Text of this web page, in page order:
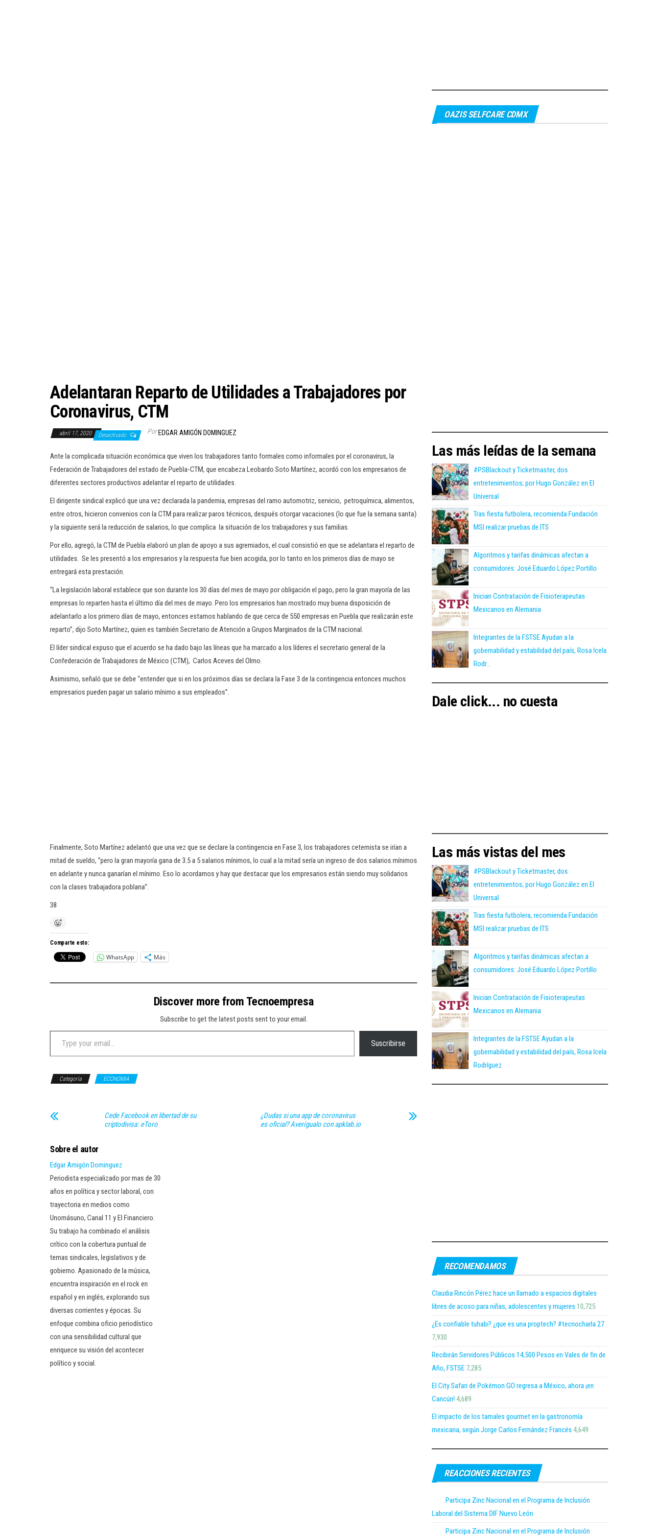
Adelantaran Reparto de Utilidades a Trabajadores por
Coronavirus, CTM
abril 17, 2020 Desactivado Por EDGAR AMIGÓN DOMINGUEZ
Ante la complicada situación económica que viven los trabajadores tanto formales como informales por el coronavirus, la
Federación de Trabajadores del estado de Puebla-CTM, que encabeza Leobardo Soto Martínez, acordó con los empresarios de
diferentes sectores productivos adelantar el reparto de utilidades.
El dirigente sindical explicó que una vez declarada la pandemia, empresas del ramo automotriz, servicio, petroquímica, alimentos,
entre otros, hicieron convenios con la CTM para realizar paros técnicos, después otorgar vacaciones (lo que fue la semana santa)
y la siguiente será la reducción de salarios, lo que complica la situación de los trabajadores y sus familias.
Por ello, agregó, la CTM de Puebla elaboró un plan de apoyo a sus agremiados, el cual consistió en que se adelantara el reparto de
utilidades. Se les presentó a los empresarios y la respuesta fue bien acogida, por lo tanto en los primeros días de mayo se
entregará esta prestación.
“La legislación laboral establece que son durante los 30 días del mes de mayo por obligación el pago, pero la gran mayoría de las
empresas lo reparten hasta el último día del mes de mayo. Pero los empresarios han mostrado muy buena disposición de
adelantarlo a los primero días de mayo, entonces estamos hablando de que cerca de 550 empresas en Puebla que realizarán este
reparto”, dijo Soto Martínez, quien es también Secretario de Atención a Grupos Marginados de la CTM nacional.
El líder sindical expuso que el acuerdo se ha dado bajo las líneas que ha marcado a los líderes el secretario general de la
Confederación de Trabajadores de México (CTM), Carlos Aceves del Olmo.
Asimismo, señaló que se debe “entender que si en los próximos días se declara la Fase 3 de la contingencia entonces muchos
empresarios pueden pagar un salario mínimo a sus empleados”.
Finalmente, Soto Martínez adelantó que una vez que se declare la contingencia en Fase 3, los trabajadores cetemista se irían a
mitad de sueldo, “pero la gran mayoría gana de 3.5 a 5 salarios mínimos, lo cual a la mitad sería un ingreso de dos salarios mínimos
en adelante y nunca ganarían el mínimo. Eso lo acordamos y hay que destacar que los empresarios están siendo muy solidarios
con la clases trabajadora poblana”.
38
Comparte esto:
WhatsApp Más
Discover more from Tecnoempresa
Subscribe to get the latest posts sent to your email.
Type your email…
Suscribirse
Categoría ECONOMIA
Cede Facebook en libertad de su
criptodivisa: eToro
¿Dudas si una app de coronavirus
es oficial? Averígualo con apklab.io
Sobre el autor
Edgar Amigón Dominguez
Periodista especializado por mas de 30
años en política y sector laboral, con
trayectoria en medios como
Unomásuno, Canal 11 y El Financiero.
Su trabajo ha combinado el análisis
crítico con la cobertura puntual de
temas sindicales, legislativos y de
gobierno. Apasionado de la música,
encuentra inspiración en el rock en
español y en inglés, explorando sus
diversas corrientes y épocas. Su
enfoque combina oficio periodístico
con una sensibilidad cultural que
enriquece su visión del acontecer
político y social.
OAZIS SELFCARE CDMX
Las más leídas de la semana
#PSBlackout y Ticketmaster, dos
entretenimientos; por Hugo González en El
Universal
Tras fiesta futbolera, recomienda Fundación
MSI realizar pruebas de ITS
Algoritmos y tarifas dinámicas afectan a
consumidores: José Eduardo López Portillo
Inician Contratación de Fisioterapeutas
Mexicanos en Alemania
Integrantes de la FSTSE Ayudan a la
gobernabilidad y estabilidad del país, Rosa Icela
Rodr...
Dale click... no cuesta
Las más vistas del mes
#PSBlackout y Ticketmaster, dos
entretenimientos; por Hugo González en El
Universal
Tras fiesta futbolera, recomienda Fundación
MSI realizar pruebas de ITS
Algoritmos y tarifas dinámicas afectan a
consumidores: José Eduardo López Portillo
Inician Contratación de Fisioterapeutas
Mexicanos en Alemania
Integrantes de la FSTSE Ayudan a la
gobernabilidad y estabilidad del país, Rosa Icela
Rodríguez
RECOMENDAMOS
Claudia Rincón Pérez hace un llamado a espacios digitales
libres de acoso para niñas, adolescentes y mujeres 10,725
¿Es confiable tuhabi? ¿que es una proptech? #tecnocharla 27
7,930
Recibirán Servidores Públicos 14,500 Pesos en Vales de fin de
Año, FSTSE 7,285
El City Safari de Pokémon GO regresa a México, ahora ¡en
Cancún! 4,689
El impacto de los tamales gourmet en la gastronomía
mexicana, según Jorge Carlos Fernández Francés 4,649
REACCIONES RECIENTES
Participa Zinc Nacional en el Programa de Inclusión
Laboral del Sistema DIF Nuevo León
Participa Zinc Nacional en el Programa de Inclusión